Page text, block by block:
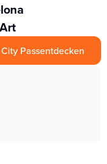
Passentdecken